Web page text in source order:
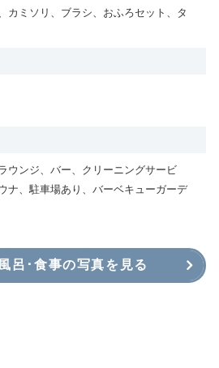
カミソリ、ブラシ、おふろセット、タ
ウンジ、バー、クリーニングサービ
ナ、駐車場あり、バーベキューガーデ
呂･食事の写真を見る